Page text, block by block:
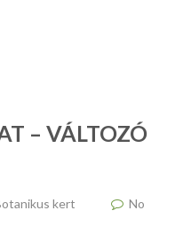
– VÁLTOZÓ
kert
No